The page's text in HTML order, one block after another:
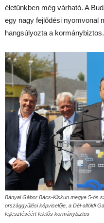
életünkben még várható. A
egy nagy fejlődési nyomvonal
hangsúlyozta a kormánybiztos.
Bányai Gábor Bács-Kiskun megye 5-ös
országgyűlési képviselője, a Dél-alföldi
fejlesztéséért felelős kormánybiztos